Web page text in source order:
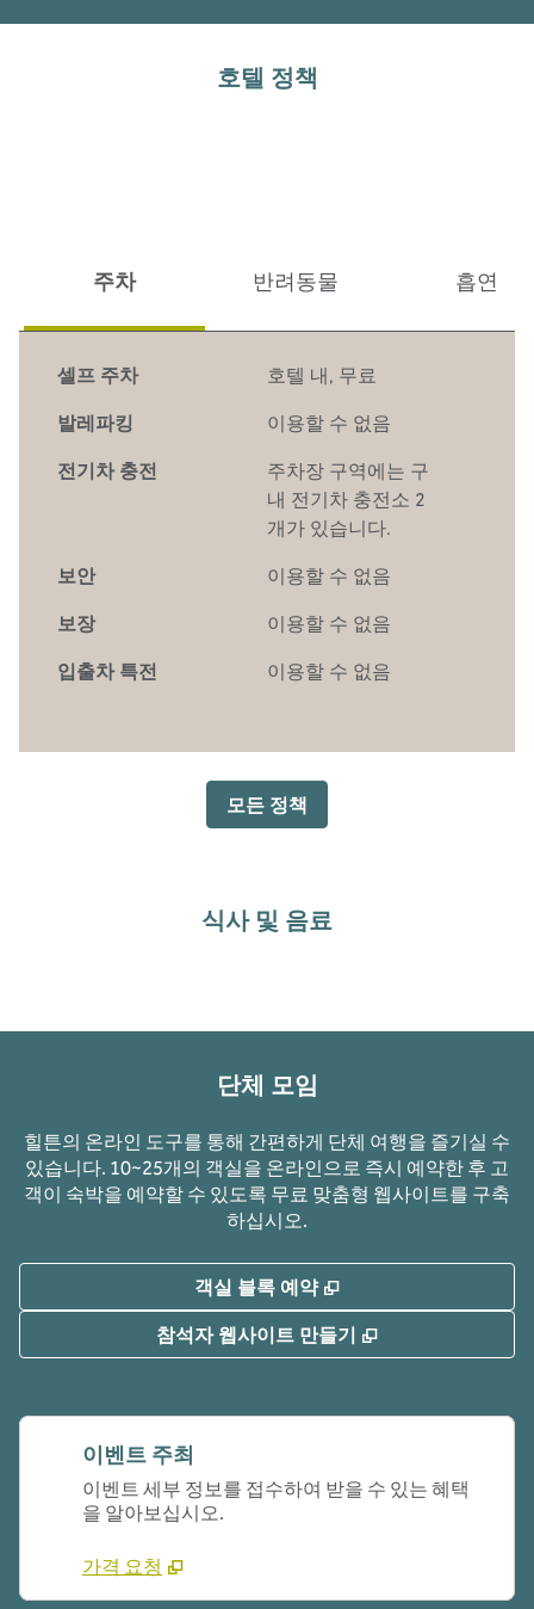
호텔 정책
주차 반려동물 흡연
셀프 주차 호텔 내, 무료
발레파킹 이용할 수 없음
전기차 충전
주차장 구역에는 구
내 전기차 충전소 2
개가 있습니다.
보안 이용할 수 없음
보장 이용할 수 없음
입출차 특전 이용할 수 없음
모든 정책
식사 및 음료
단체 모임
힐튼의 온라인 도구를 통해 간편하게 단체 여행을 즐기실 수
있습니다. 10~25개의 객실을 온라인으로 즉시 예약한 후 고
객이 숙박을 예약할 수 있도록 무료 맞춤형 웹사이트를 구축
하십시오.
객실 블록 예약 ,
참석자 웹사이트 만들기 ,
이벤트 주최
이벤트 세부 정보를 접수하여 받을 수 있는 혜택
을 알아보십시오.
가격 요청